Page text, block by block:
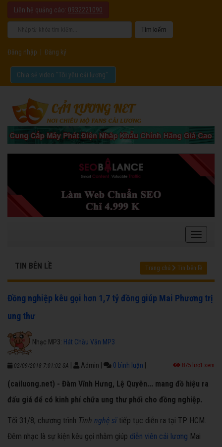
Liên hệ quảng cáo: 0932221090
Đăng nhập Đăng ký
Chia sẻ video "Tôi yêu cải lương".
TIN BÊN LỀ Trang chủ Tin bên lề
Đồng nghiệp kêu gọi hơn 1,7 tỷ đồng giúp Mai Phương trị
ung thư
Nhạc MP3: Hát Chầu Văn MP3
02/09/2018 7:01:02 SA Admin 0 bình luận 875 lượt xem
(cailuong.net) - Đàm Vĩnh Hưng, Lệ Quyên... mang đồ hiệu ra
đấu giá để có kinh phí chữa ung thư phổi cho đồng nghiệp.
Tối 31/8, chương trình Tình nghệ sĩtiếp tục diễn ra tại TP HCM.
Đêm nhạc là sự kiện kêu gọi nhằm giúp diễn viên cải lương Mai